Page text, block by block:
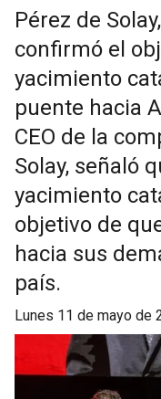
Pérez de
confirmó el
yacimiento
puente hacia
CEO de la
Solay, señaló
yacimiento
objetivo de
hacia sus
país.
lunes 11 de mayo de